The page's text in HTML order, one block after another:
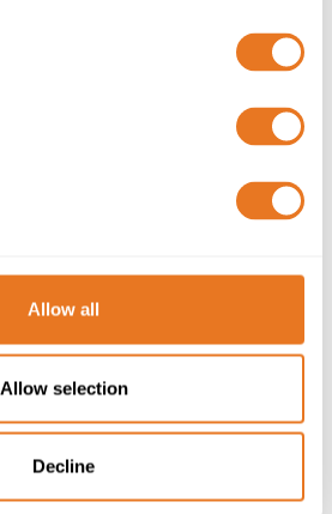
Allow all
Allow selection
Decline
CONFIDENTIEL
urgent d’un grand volume de
tension pour un projet de
données à très grande échelle à